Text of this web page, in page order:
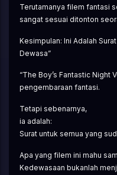
Terutamanya filem fantasi
sangat sesuai ditonton
Kesimpulan: Ini Adalah
Dewasa”
“The Boy’s Fantastic Night
pengembaraan fantasi.
Tetapi sebenarnya,
ia adalah:
Surat untuk semua yang
Apa yang filem ini mahu
Kedewasaan bukanlah